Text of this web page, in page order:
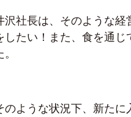
沢社長は、そのような
したい！また、食を通
のような状況下、新た